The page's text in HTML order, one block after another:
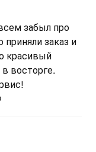
забыл про
заказ и
красивый
восторге.